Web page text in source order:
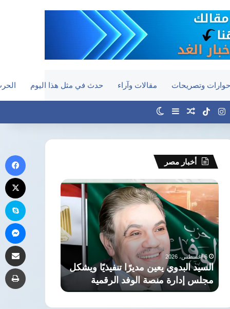
حوارات وتصريحات مقالات وآراء حدث في مثل هذا اليوم
انستقرام
‫TikTokمقال عشوائي
إضافة عمود جانبي
أخبار مصر
يعين مديرًا تنفيذيًا ويشكل
منصة الوفد الرقمية
السفير
التركي
بالقاهرة:
انتقال
محمد
صلاح
لطرابزون
سبور
يجسد
الروابط
العميقة
السفير التركي بالقاهرة:
صلاح لطرابزون سبور
العميقة بين الشعبين